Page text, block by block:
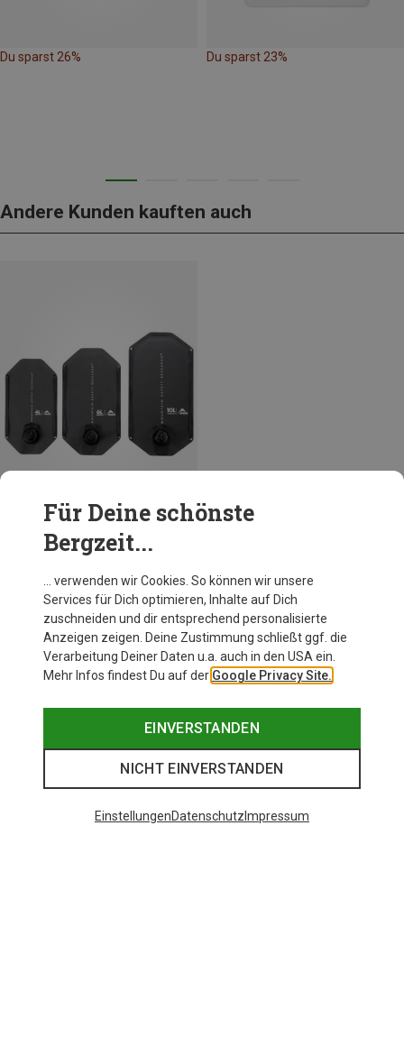
Du sparst 26% Du sparst 23%
Andere Kunden kauften auch
Du sparst bis 24%
Für Deine schönste
Bergzeit...
… verwenden wir Cookies. So können wir unsere
Services für Dich optimieren, Inhalte auf Dich
zuschneiden und dir entsprechend personalisierte
Anzeigen zeigen. Deine Zustimmung schließt ggf. die
Verarbeitung Deiner Daten u.a. auch in den USA ein.
Mehr Infos findest Du auf der Google Privacy Site.
EINVERSTANDEN
NICHT EINVERSTANDEN
EinstellungenDatenschutz Impressum